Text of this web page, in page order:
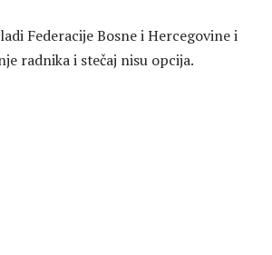
Federacije Bosne i Hercegovine i
radnika i stečaj nisu opcija.